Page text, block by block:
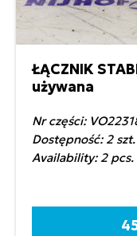
ŁĄCZNIK
używana
Nr części:
Dostępność: 2 szt.
Availability: 2 pcs.